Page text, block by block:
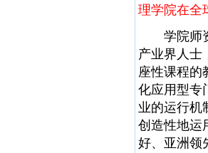
理学院在全
学院师资
产业界人士
座性课程的
化应用型专
业的运行机
创造性地运
好、亚洲领